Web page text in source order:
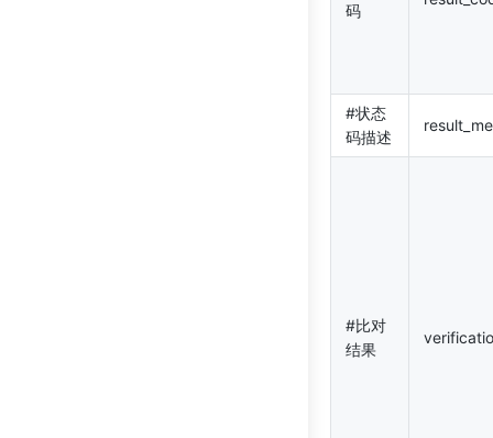
码
#状态
码描述
#比对
结果